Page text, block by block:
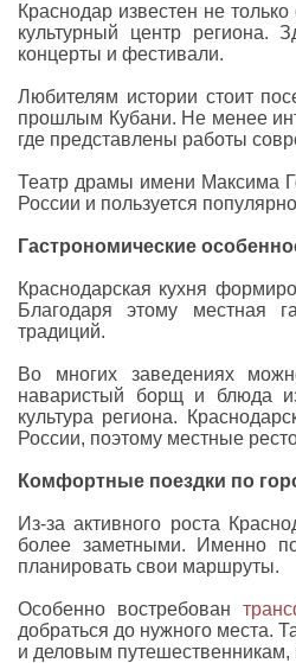
Краснодар известен не
культурный центр региона.
концерты и фестивали.
Любителям истории стоит
прошлым Кубани. Не менее
где представлены работы
Театр драмы имени Максима
России и пользуется
Гастрономические
Краснодарская кухня
Благодаря этому местная
традиций.
Во многих заведениях
наваристый борщ и блюда
культура региона.
России, поэтому местные
Комфортные поездки по
Из-за активного роста
более заметными. Именно
планировать свои маршруты.
Особенно востребован
добраться до нужного места.
и деловым